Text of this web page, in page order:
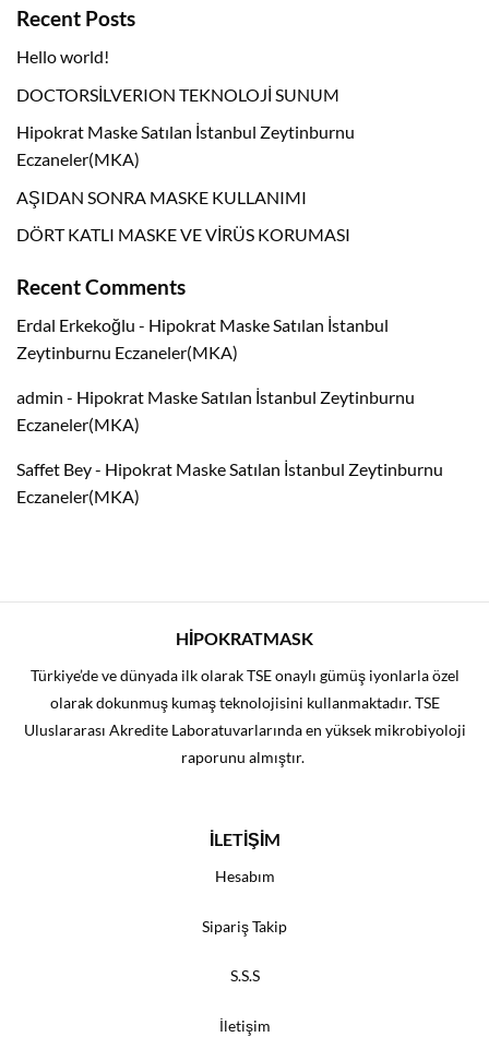
Recent Posts
Hello world!
DOCTORSİLVERION TEKNOLOJİ SUNUM
Hipokrat Maske Satılan İstanbul Zeytinburnu
Eczaneler(MKA)
AŞIDAN SONRA MASKE KULLANIMI
DÖRT KATLI MASKE VE VİRÜS KORUMASI
Recent Comments
Erdal Erkekoğlu - Hipokrat Maske Satılan İstanbul
Zeytinburnu Eczaneler(MKA)
admin - Hipokrat Maske Satılan İstanbul Zeytinburnu
Eczaneler(MKA)
Saffet Bey- Hipokrat Maske Satılan İstanbul Zeytinburnu
Eczaneler(MKA)
HİPOKRATMASK
Türkiye’de ve dünyada ilk olarak TSE onaylı gümüş iyonlarla özel
olarak dokunmuş kumaş teknolojisini kullanmaktadır. TSE
Uluslararası Akredite Laboratuvarlarında en yüksek mikrobiyoloji
raporunu almıştır.
İLETİŞİM
Hesabım
Sipariş Takip
S.S.S
İletişim